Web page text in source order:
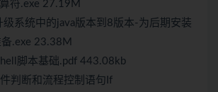
符.exe 27.19M
系统中的java版本到8版本-为后期安装
.exe 23.38M
脚本基础.pdf 443.08kb
判断和流程控制语句If